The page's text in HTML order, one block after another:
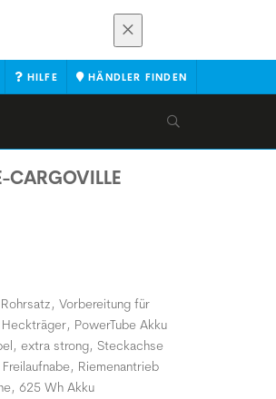
HILFE HÄNDLER FINDEN
CARGOVILLE
Vorbereitung für
PowerTube Akku
extra strong, Steckachse
Riemenantrieb
625 Wh Akku